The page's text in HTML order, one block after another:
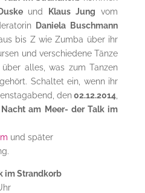
und Klaus Jung vom
Daniela Buschmann
bis Z wie Zumba über ihr
und verschiedene Tänze
alles, was zum Tanzen
Schaltet ein, wenn ihr
den02.12.2014
Nacht am Meer- der Talk im
und später
im Strandkorb